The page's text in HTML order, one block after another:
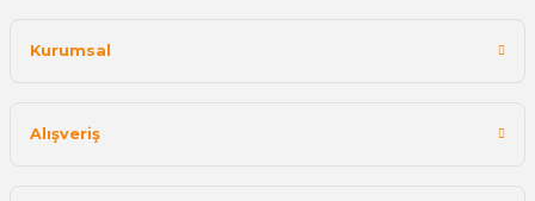
Kurumsal
Alışveriş